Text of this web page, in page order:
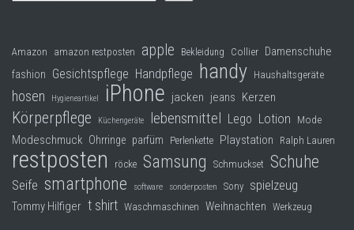
Amazon amazon restposten apple Bekleidung Collier Damenschuhe
fashion Gesichtspflege Handpflege handy Haushaltsgeräte
hosen Hygieneartikel iPhone jacken jeans Kerzen
Körperpflege Küchengeräte lebensmittel Lego Lotion Mode
Modeschmuck Ohrringe parfüm Perlenkette Playstation Ralph Lauren
restposten röcke Samsung Schmuckset Schuhe
Seife smartphone software sonderposten Sony spielzeug
Tommy Hilfiger t shirt Waschmaschinen Weihnachten Werkzeug